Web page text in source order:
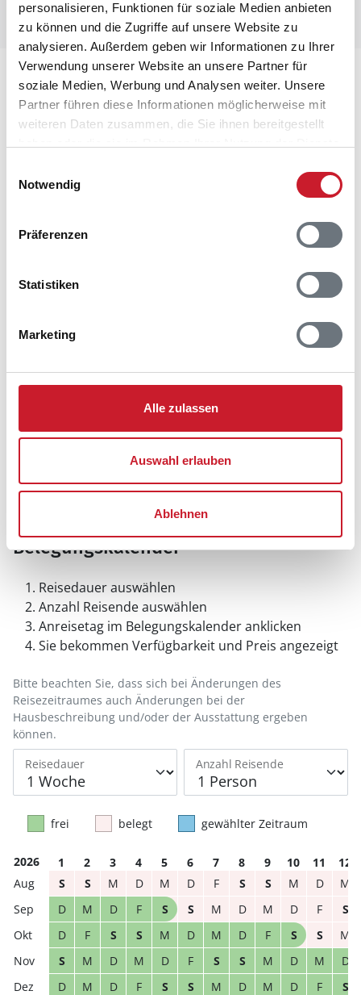
personalisieren, Funktionen für soziale Medien anbieten
zu können und die Zugriffe auf unsere Website zu
analysieren. Außerdem geben wir Informationen zu Ihrer
Verwendung unserer Website an unsere Partner für
soziale Medien, Werbung und Analysen weiter. Unsere
Partner führen diese Informationen möglicherweise mit
weiteren Daten zusammen, die Sie ihnen bereitgestellt
Notwendig
Präferenzen
Statistiken
Marketing
Alle zulassen
Auswahl erlauben
Ablehnen
Lageplan
Adresse
Hou
Belegungskalender
Reisedauer auswählen
Anzahl Reisende auswählen
Anreisetag im Belegungskalender anklicken
Sie bekommen Verfügbarkeit und Preis angezeigt
Reisedauer Anzahl Reisende
Bitte beachten Sie, dass sich bei Änderungen des
Reisezeitraumes auch Änderungen bei der
Hausbeschreibung und/oder der Ausstattung ergeben
können.
frei belegt gewählter Zeitraum
2026 1 2 3 4 5 6 7 8 9 10 11
12
S
S M D M D F S S M D
M
D
M D F S S M D M D F
S
D
F S S M D M D F S S
M
S
M D M D F S S M D M
D
D
M D F S S M D M D F S